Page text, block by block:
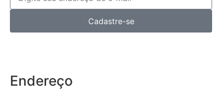
Cadastre-se
Endereço